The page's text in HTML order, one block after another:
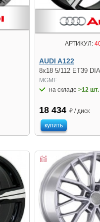
АРТИКУЛ:
AUDI A122
8x18 5/112 ET39
MGMF
на складе >12 шт.
18 434 ₽ / диск
купить